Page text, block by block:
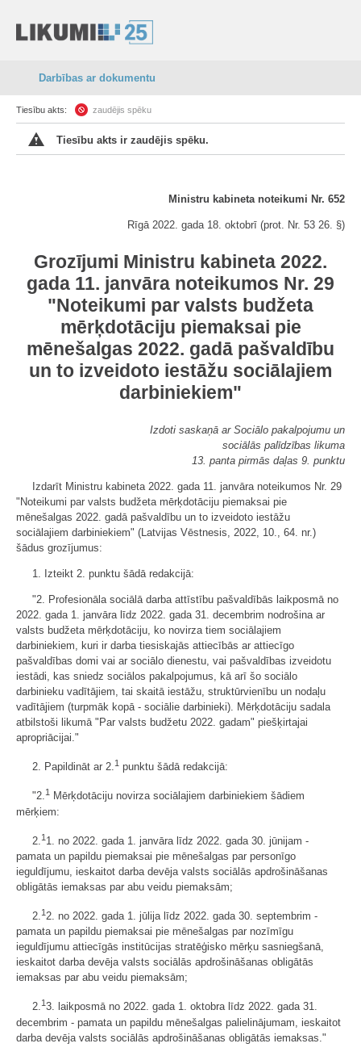
Darbības ar dokumentu
Tiesību akts: zaudējis spēku
Tiesību akts ir zaudējis spēku.
Ministru kabineta noteikumi Nr. 652
Rīgā 2022. gada 18. oktobrī (prot. Nr. 53 26. §)
Grozījumi Ministru kabineta 2022.
gada 11. janvāra noteikumos Nr. 29
"Noteikumi par valsts budžeta
mērķdotāciju piemaksai pie
mēnešalgas 2022. gadā pašvaldību
un to izveidoto iestāžu sociālajiem
darbiniekiem"
Izdoti saskaņā ar Sociālo pakalpojumu un
sociālās palīdzības likuma
13. panta pirmās daļas 9. punktu
Izdarīt Ministru kabineta 2022. gada 11. janvāra noteikumos Nr. 29
"Noteikumi par valsts budžeta mērķdotāciju piemaksai pie
mēnešalgas 2022. gadā pašvaldību un to izveidoto iestāžu
sociālajiem darbiniekiem" (Latvijas Vēstnesis, 2022, 10., 64. nr.)
šādus grozījumus:
1. Izteikt 2. punktu šādā redakcijā:
"2. Profesionāla sociālā darba attīstību pašvaldībās laikposmā no
2022. gada 1. janvāra līdz 2022. gada 31. decembrim nodrošina ar
valsts budžeta mērķdotāciju, ko novirza tiem sociālajiem
darbiniekiem, kuri ir darba tiesiskajās attiecībās ar attiecīgo
pašvaldības domi vai ar sociālo dienestu, vai pašvaldības izveidotu
iestādi, kas sniedz sociālos pakalpojumus, kā arī šo sociālo
darbinieku vadītājiem, tai skaitā iestāžu, struktūrvienību un nodaļu
vadītājiem (turpmāk kopā - sociālie darbinieki). Mērķdotāciju sadala
atbilstoši likumā "Par valsts budžetu 2022. gadam" piešķirtajai
apropriācijai."
2. Papildināt ar 2.1 punktu šādā redakcijā:
"2.1
Mērķdotāciju novirza sociālajiem darbiniekiem šādiem
mērķiem:
2. 1 1. no 2022. gada 1. janvāra līdz 2022. gada 30. jūnijam -
pamata un papildu piemaksai pie mēnešalgas par personīgo
ieguldījumu, ieskaitot darba devēja valsts sociālās apdrošināšanas
obligātās iemaksas par abu veidu piemaksām;
2.12. no 2022. gada 1. jūlija līdz 2022. gada 30. septembrim -
pamata un papildu piemaksai pie mēnešalgas par nozīmīgu
ieguldījumu attiecīgās institūcijas stratēģisko mērķu sasniegšanā,
ieskaitot darba devēja valsts sociālās apdrošināšanas obligātās
iemaksas par abu veidu piemaksām;
2.1 3. laikposmā no 2022. gada 1. oktobra līdz 2022. gada 31.
decembrim - pamata un papildu mēnešalgas palielinājumam, ieskaitot
darba devēja valsts sociālās apdrošināšanas obligātās iemaksas."